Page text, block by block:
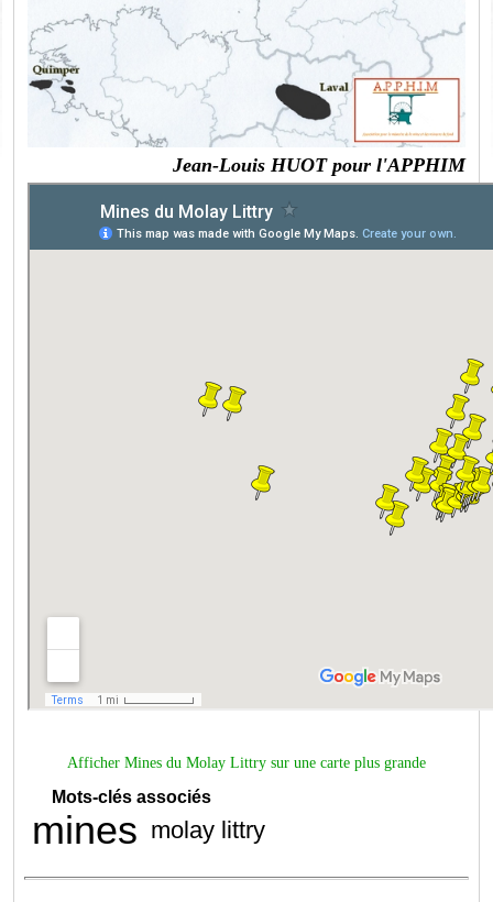
Jean-Louis HUOT pour l'APPHIM
Afficher Mines du Molay Littry sur une carte plus grande
Mots-clés associés
mines molay littry